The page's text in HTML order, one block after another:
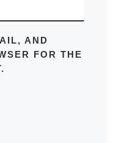
AND
FOR THE